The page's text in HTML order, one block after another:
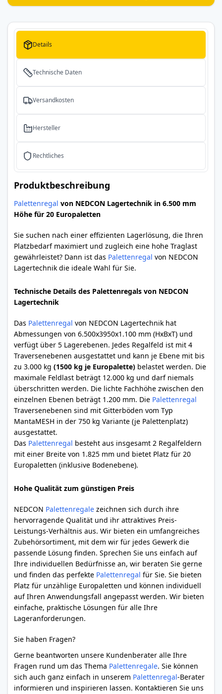
Details
Technische Daten
Versandkosten
Hersteller
Rechtliches
Produktbeschreibung
Palettenregal von NEDCON Lagertechnik in 6.500 mm
Höhe für 20 Europaletten
Sie suchen nach einer effizienten Lagerlösung, die Ihren
Platzbedarf maximiert und zugleich eine hohe Traglast
gewährleistet? Dann ist das Palettenregal von NEDCON
Lagertechnik die ideale Wahl für Sie.
Technische Details des Palettenregals von NEDCON
Lagertechnik
Das Palettenregal von NEDCON Lagertechnik hat
Abmessungen von 6.500x3950x1.100 mm (HxBxT) und
verfügt über 5 Lagerebenen. Jedes Regalfeld ist mit 4
Traversenebenen ausgestattet und kann je Ebene mit bis
zu 3.000 kg (1500 kg je Europalette) belastet werden. Die
maximale Feldlast beträgt 12.000 kg und darf niemals
überschritten werden. Die lichte Fachhöhe zwischen den
einzelnen Ebenen beträgt 1.200 mm. Die Palettenregal
Traversenebenen sind mit Gitterböden vom Typ
MantaMESH in der 750 kg Variante (je Palettenplatz)
ausgestattet.
Das Palettenregal besteht aus insgesamt 2 Regalfeldern
mit einer Breite von 1.825 mm und bietet Platz für 20
Europaletten (inklusive Bodenebene).
Hohe Qualität zum günstigen Preis
NEDCON Palettenregale zeichnen sich durch ihre
hervorragende Qualität und ihr attraktives Preis-
Leistungs-Verhältnis aus. Wir bieten ein umfangreiches
Zubehörsortiment, mit dem wir für jedes Gewerk die
passende Lösung finden. Sprechen Sie uns einfach auf
Ihre individuellen Bedürfnisse an, wir beraten Sie gerne
und finden das perfekte Palettenregal für Sie. Sie bieten
Platz für unzählige Europaletten und können individuell
auf Ihren Anwendungsfall angepasst werden. Wir bieten
einfache, praktische Lösungen für alle Ihre
Lageranforderungen.
Sie haben Fragen?
Gerne beantworten unsere Kundenberater alle Ihre
Fragen rund um das Thema Palettenregale. Sie können
sich auch ganz einfach in unserem Palettenregal-Berater
informieren und inspirieren lassen. Kontaktieren Sie uns